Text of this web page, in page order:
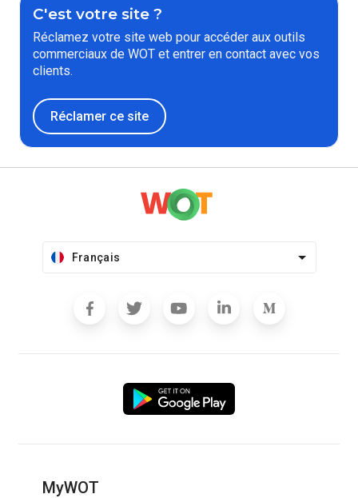
C'est votre site ?
Réclamez votre site web pour accéder aux outils
commerciaux de WOT et entrer en contact avec vos
clients.
Réclamer ce site
Français
MyWOT